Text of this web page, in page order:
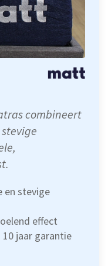
combineert
en stevige
effect
10 jaar garantie